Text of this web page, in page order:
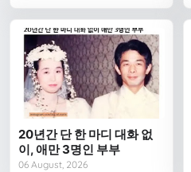
20년간 단 한 마디 대화 없
이, 애만 3명인 부부
06 August, 2026